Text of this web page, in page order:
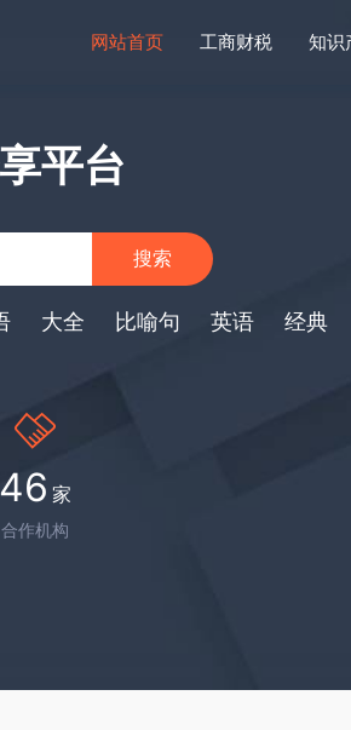
网站首页 工商财税 知识
平台
搜索
大全 比喻句 英语 经典
46 家
合作机构